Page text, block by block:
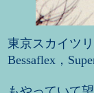
東京スカイツ
Bessaflex，